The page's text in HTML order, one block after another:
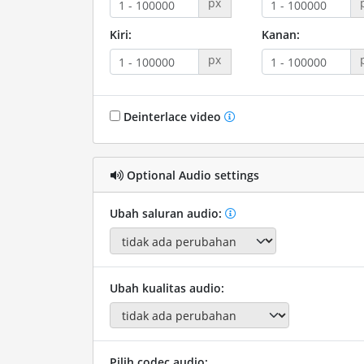
px
Kiri:
px
Kanan:
Deinterlace video
Optional Audio settings
Ubah saluran audio:
Ubah kualitas audio: